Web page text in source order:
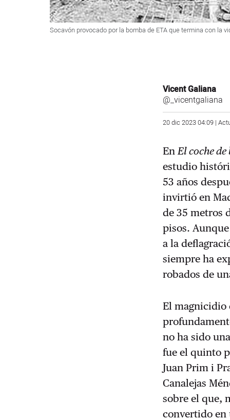
Socavón provocado por la bomba de ETA que termina con la
Vicent Galiana
@_vicentgaliana
20 dic 2023 04:09 |
EnEl coche
estudio
53 años
invirtió en
de 35 metros
pisos.
a la
siempre ha
robados de
El magnicidio
no ha sido
fue el quinto
Juan Prim i
Canalejas
sobre el que,
convertido en